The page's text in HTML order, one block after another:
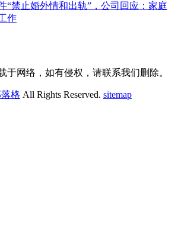
“禁止婚外情和出轨”，公司回应：家庭
作
于网络，如有侵权，请联系我们删除。
落格 All Rights Reserved. sitemap